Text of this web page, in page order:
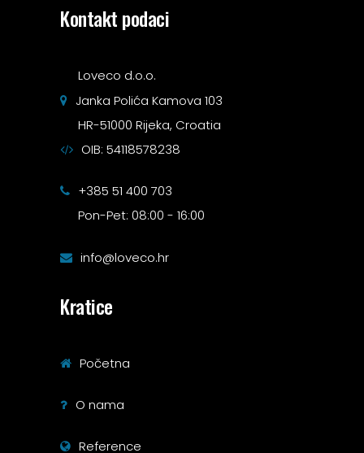
Kontakt podaci
Loveco d.o.o.
Janka Polića Kamova 103
HR-51000 Rijeka, Croatia
OIB: 54118578238
+385 51 400 703
Pon-Pet: 08:00 - 16:00
info@loveco.hr
Kratice
Početna
O nama
Reference